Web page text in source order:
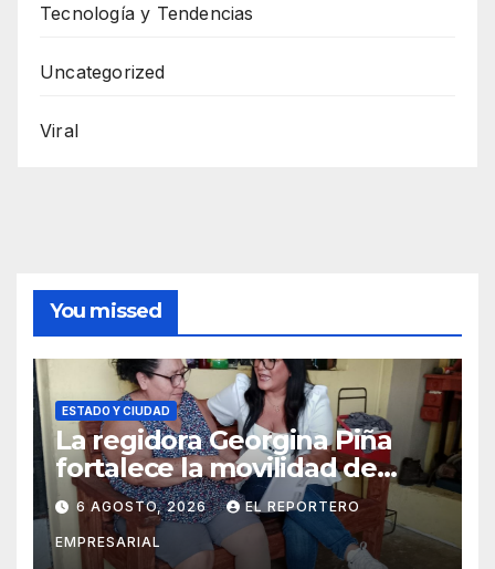
Tecnología y Tendencias
Uncategorized
Viral
You missed
ESTADO Y CIUDAD
La regidora Georgina Piña
fortalece la movilidad de
adultos mayores con la
entrega de aparatos
ortopédicos
6 AGOSTO, 2026 EL REPORTERO
EMPRESARIAL